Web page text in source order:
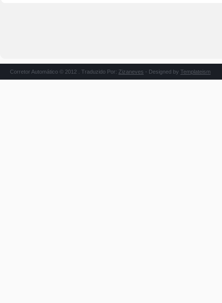
Corretor Automático © 2012 . Traduzido Por: Zizaneves - Designed by Templateism